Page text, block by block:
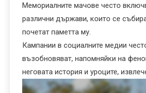
Мемориалните мачове често
различни държави, които се
почетат паметта му.
Кампании в социалните медии
възобновяват, напомняйки на
неговата история и уроците,